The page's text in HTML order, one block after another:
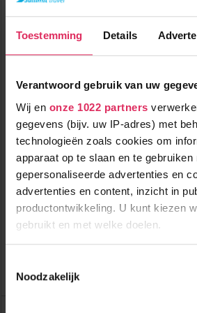
Toestemming Details
Verantwoord gebruik van uw
Wij en onze 1022 partners
gegevens (bijv. uw IP-adres) met
technologieën zoals cookies om
apparaat op te slaan en te gebruiken
gepersonaliseerde advertenties en
advertenties en content, inzicht in
productontwikkeling. U kunt kiezen
gebruikt en met welke doelen.
Informatie verzamelen over
Noodzakelijk
Knus 3-sterrenhotel in Täsch, in de buurt
vanaf
510 p.p.
incl. skipas
7500m tot
7500m tot skilift
7500m tot piste
logies & ontbijt